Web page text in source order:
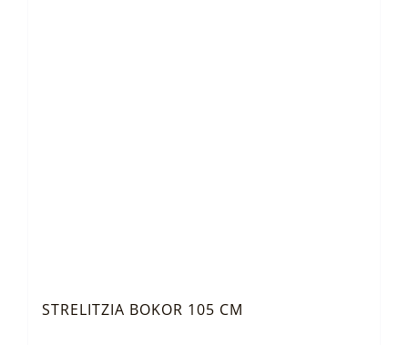
STRELITZIA BOKOR 105 CM